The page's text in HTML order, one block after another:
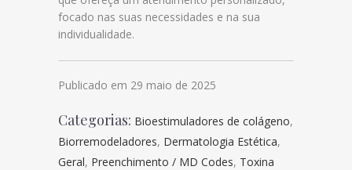
focado nas suas necessidades e na sua
individualidade.
Publicado em 29 maio de 2025
Categorias: Bioestimuladores de colágeno,
Biorremodeladores, Dermatologia Estética,
Geral, Preenchimento / MD Codes, Toxina